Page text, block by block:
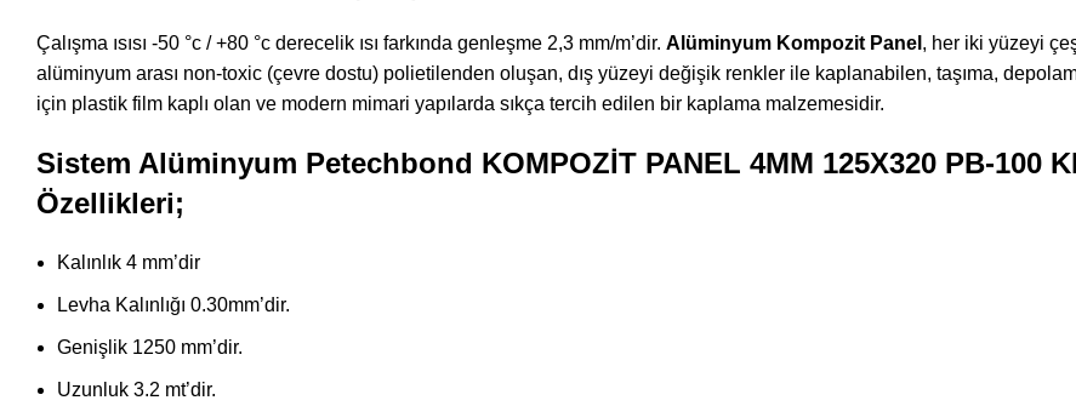
Çalışma ısısı -50 °c / +80 °c derecelik ısı farkında genleşme 2,3 mm/m’dir. Alüminyum Kompozit Panel , her iki yüzeyi
alüminyum arası non-toxic (çevre dostu) polietilenden oluşan, dış yüzeyi değişik renkler ile kaplanabilen, taşıma,
için plastik film kaplı olan ve modern mimari yapılarda sıkça tercih edilen bir kaplama malzemesidir.
Sistem Alüminyum Petechbond KOMPOZİT PANEL 4MM 125X320 PB-100
Özellikleri;
Kalınlık 4 mm’dir
Levha Kalınlığı 0.30mm’dir.
Genişlik 1250 mm’dir.
Uzunluk 3.2 mt’dir.